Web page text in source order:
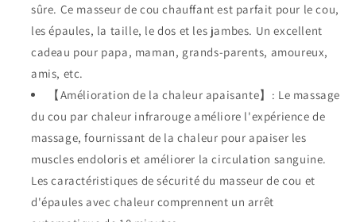
sûre. Ce masseur de cou chauffant est parfait pour le cou,
les épaules, la taille, le dos et les jambes. Un excellent
cadeau pour papa, maman, grands-parents, amoureux,
amis, etc.
【Amélioration de la chaleur apaisante】: Le massage
du cou par chaleur infrarouge améliore l'expérience de
massage, fournissant de la chaleur pour apaiser les
muscles endoloris et améliorer la circulation sanguine.
Les caractéristiques de sécurité du masseur de cou et
d'épaules avec chaleur comprennent un arrêt